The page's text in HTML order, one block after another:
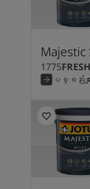
Majestic
1775
ပစ္စည်းမ